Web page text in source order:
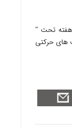
هفته تحت ʺ
های حرکتی